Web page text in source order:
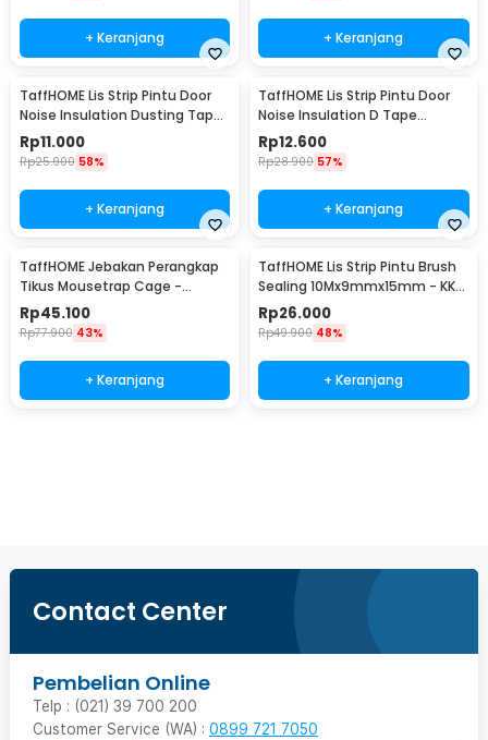
+ Keranjang + Keranjang
TaffHOME Lis Strip Pintu Door
Noise Insulation Dusting Tape
5Mx9mmx9mm - KK-061
Rp11.000
Rp25.900 58%
+ Keranjang
TaffHOME Lis Strip Pintu Door
Noise Insulation D Tape
9x6mm 10M - KK-062
Rp12.600
Rp28.900 57%
+ Keranjang
TaffHOME Jebakan Perangkap
Tikus Mousetrap Cage -
HU1999
Rp45.100
Rp77.900 43%
+ Keranjang
TaffHOME Lis Strip Pintu Brush
Sealing 10Mx9mmx15mm - KK-
061
Rp26.000
Rp49.900 48%
+ Keranjang
Contact Center
Pembelian Online
Telp : (021) 39 700 200
Customer Service (WA) : 0899 721 7050